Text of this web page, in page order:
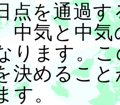
点を通過
中気と中
ります。
決めるこ
す。